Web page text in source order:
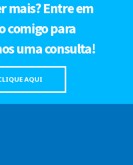
mais? Entre em
comigo para
uma consulta!
AQUI